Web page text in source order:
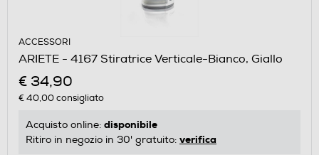
ACCESSORI
ARIETE - 4167 Stiratrice Verticale-Bianco, Giallo
€ 34,90
€ 40,00consigliato
Acquisto online: disponibile
Ritiro in negozio in 30' gratuito: verifica